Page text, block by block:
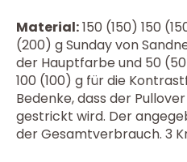
Material:150 (150) 150
(200) g Sunday von
der Hauptfarbe und 50
100 (100) g für die
Bedenke, dass der
gestrickt wird. Der
der Gesamtverbrauch. 3